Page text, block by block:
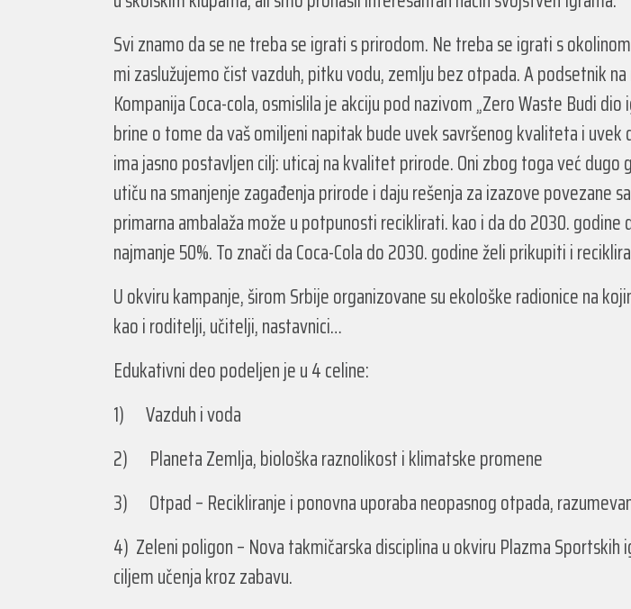
Svi znamo da se ne treba se igrati s prirodom. Ne treba se igrati s
mi zaslužujemo čist vazduh, pitku vodu, zemlju bez otpada. A podsetnik
Kompanija Coca-cola, osmislila je akciju pod nazivom „Zero Waste Budi
brine o tome da vaš omiljeni napitak bude uvek savršenog kvaliteta i
ima jasno postavljen cilj: uticaj na kvalitet prirode. Oni zbog toga već
utiču na smanjenje zagađenja prirode i daju rešenja za izazove povezane
primarna ambalaža može u potpunosti reciklirati. kao i da do 2030.
najmanje 50%. To znači da Coca-Cola do 2030. godine želi prikupiti i
U okviru kampanje, širom Srbije organizovane su ekološke radionice na
kao i roditelji, učitelji, nastavnici…
Edukativni deo podeljen je u 4 celine:
1) Vazduh i voda
2) Planeta Zemlja, biološka raznolikost i klimatske promene
3) Otpad – Recikliranje i ponovna uporaba neopasnog otpada,
4) Zeleni poligon – Nova takmičarska disciplina u okviru Plazma
ciljem učenja kroz zabavu.